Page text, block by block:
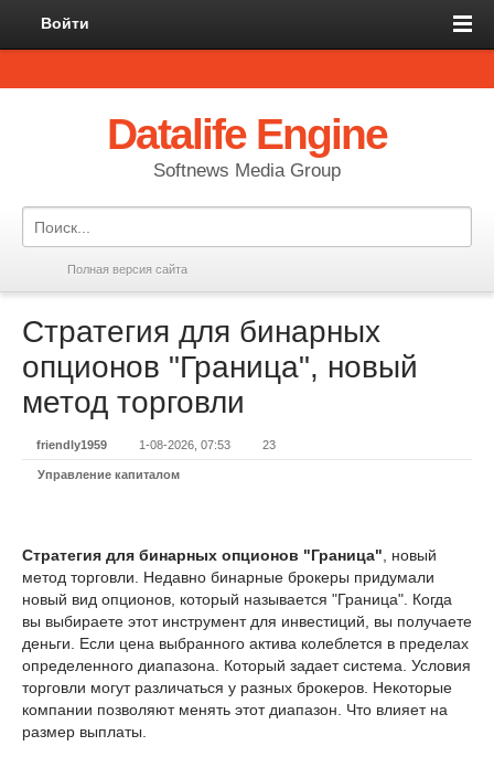
Войти
Datalife Engine
Softnews Media Group
Полная версия сайта
Стратегия для бинарных
опционов "Граница", новый
метод торговли
friendly1959 1-08-2026, 07:53 23
Управление капиталом
Стратегия для бинарных опционов "Граница" , новый
метод торговли. Недавно бинарные брокеры придумали
новый вид опционов, который называется "Граница". Когда
вы выбираете этот инструмент для инвестиций, вы получаете
деньги. Если цена выбранного актива колеблется в пределах
определенного диапазона. Который задает система. Условия
торговли могут различаться у разных брокеров. Некоторые
компании позволяют менять этот диапазон. Что влияет на
размер выплаты.